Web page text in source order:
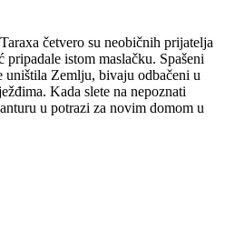
četvero su neobičnih prijatelja
pripadale istom maslačku. Spašeni
uništila Zemlju, bivaju odbačeni u
Kada slete na nepoznati
u potrazi za novim domom u